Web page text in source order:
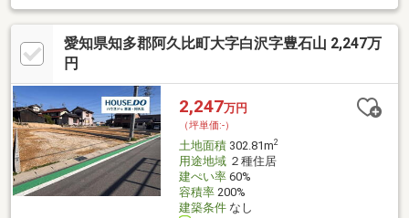
売ではありません・お好きなハウスメーカー・建築会社を選択可
能・建ぺい率60％・容積率200％・公営水道・公共下水対応▼周
辺環境・カネスエ阿久比店 徒歩9分(約700m)・セブンイレブン阿
久比白沢店 徒歩9分(約650m)・スギ薬局阿久比店 徒歩3分(約
物件の詳細・ご相談はお気軽にお問い合わせください。
愛知県知多郡阿久比町大字白沢字豊石山 2,247万
円
2,247万円
（坪単価:-）
土地面積302.81m2
用途地域２種住居
建ぺい率60%
容積率200%
建築条件なし